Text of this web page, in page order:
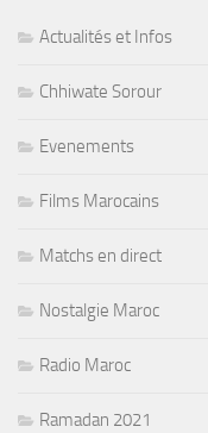
Actualités et Infos
Chhiwate Sorour
Evenements
Films Marocains
Matchs en direct
Nostalgie Maroc
Radio Maroc
Ramadan 2021